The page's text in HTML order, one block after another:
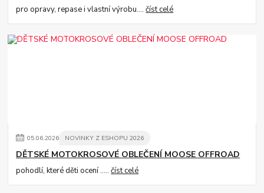
pro opravy, repase i vlastní výrobu....číst celé
05.06.2026 NOVINKY Z ESHOPU 2026
DĚTSKÉ MOTOKROSOVÉ OBLEČENÍ MOOSE OFFROAD
pohodlí, které děti ocení .....číst celé